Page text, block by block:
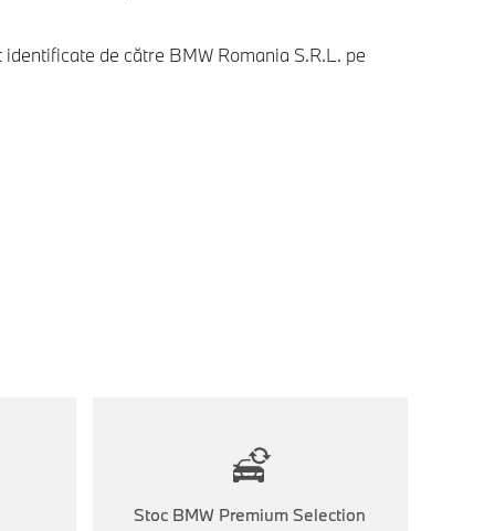
de către BMW Romania S.R.L. pe
Stoc BMW Premium Selection